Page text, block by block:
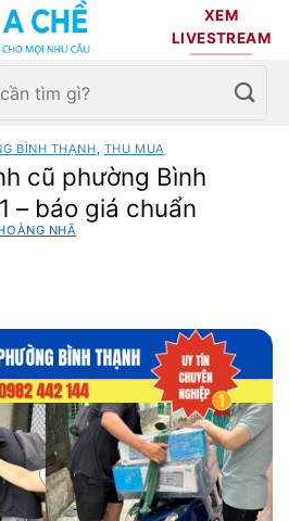
XEM
LIVESTREAM
BÌNH THẠNH THU MUA
cũ phường Bình
– báo giá chuẩn
NHÃ